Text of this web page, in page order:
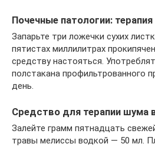
Почечные патологии:
Запарьте три ложечки сухих
пятистах миллилитрах
средству настояться.
полстакана профильтрованного
день.
Средство для терапии шума
Залейте грамм пятнадцать
травы мелиссы водкой — 50 мл.